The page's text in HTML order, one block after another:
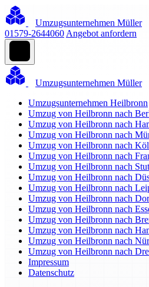
Umzugsunternehmen Müller
01579-2644060 Angebot anfordern
Umzugsunternehmen Müller
Umzugsunternehmen Heilbronn
Umzug von Heilbronn nach
Umzug von Heilbronn nach
Umzug von Heilbronn nach
Umzug von Heilbronn nach
Umzug von Heilbronn nach
Umzug von Heilbronn nach
Umzug von Heilbronn nach
Umzug von Heilbronn nach
Umzug von Heilbronn nach
Umzug von Heilbronn nach
Umzug von Heilbronn nach
Umzug von Heilbronn nach
Umzug von Heilbronn nach
Umzug von Heilbronn nach
Impressum
Datenschutz